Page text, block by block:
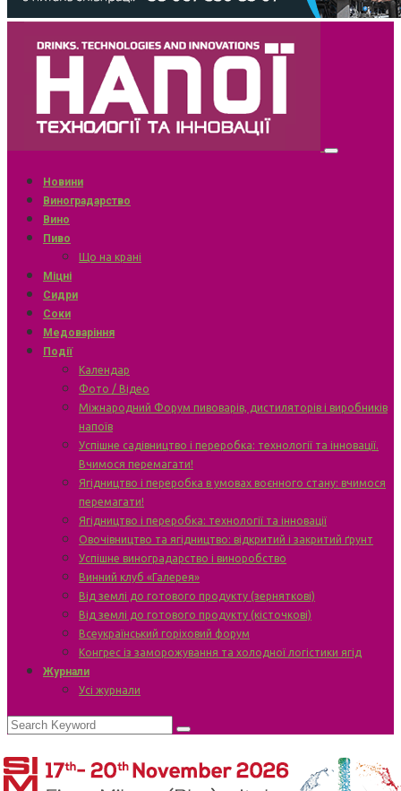
Новини
Виноградарство
Вино
Пиво
Що на крані
Міцні
Сидри
Соки
Медоваріння
Події
Календар
Фото / Відео
Міжнародний Форум пивоварів, дистиляторів і виробників
напоїв
Успішне садівництво і переробка: технології та інновації.
Вчимося перемагати!
Ягідництво і переробка в умовах воєнного стану: вчимося
перемагати!
Ягідництво і переробка: технології та інновації
Овочівництво та ягідництво: відкритий і закритий ґрунт
Успішне виноградарство і виноробство
Винний клуб «Галерея»
Від землі до готового продукту (зерняткові)
Від землі до готового продукту (кісточкові)
Всеукраїнський горіховий форум
Конгрес із заморожування та холодної логістики ягід
Журнали
Усі журнали